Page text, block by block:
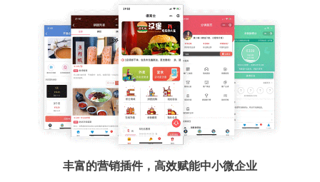
丰富的营销插件，高效赋能中小微企业